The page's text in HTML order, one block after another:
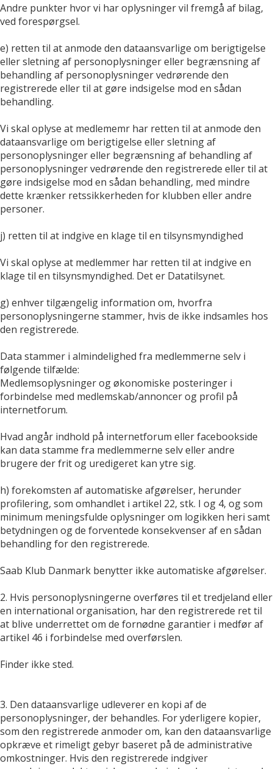
Andre punkter hvor vi har oplysninger vil fremgå af bilag,
ved forespørgsel.
e) retten til at anmode den dataansvarlige om berigtigelse
eller sletning af personoplysninger eller begrænsning af
behandling af personoplysninger vedrørende den
registrerede eller til at gøre indsigelse mod en sådan
behandling.
Vi skal oplyse at medlememr har retten til at anmode den
dataansvarlige om berigtigelse eller sletning af
personoplysninger eller begrænsning af behandling af
personoplysninger vedrørende den registrerede eller til at
gøre indsigelse mod en sådan behandling, med mindre
dette krænker retssikkerheden for klubben eller andre
personer.
j) retten til at indgive en klage til en tilsynsmyndighed
Vi skal oplyse at medlemmer har retten til at indgive en
klage til en tilsynsmyndighed. Det er Datatilsynet.
g) enhver tilgængelig information om, hvorfra
personoplysningerne stammer, hvis de ikke indsamles hos
den registrerede.
Data stammer i almindelighed fra medlemmerne selv i
følgende tilfælde:
Medlemsoplysninger og økonomiske posteringer i
forbindelse med medlemskab/annoncer og profil på
internetforum.
Hvad angår indhold på internetforum eller facebookside
kan data stamme fra medlemmerne selv eller andre
brugere der frit og uredigeret kan ytre sig.
h) forekomsten af automatiske afgørelser, herunder
profilering, som omhandlet i artikel 22, stk. I og 4, og som
minimum meningsfulde oplysninger om logikken heri samt
betydningen og de forventede konsekvenser af en sådan
behandling for den registrerede.
Saab Klub Danmark benytter ikke automatiske afgørelser.
2. Hvis personoplysningerne overføres til et tredjeland eller
en international organisation, har den registrerede ret til
at blive underrettet om de fornødne garantier i medfør af
artikel 46 i forbindelse med overførslen.
Finder ikke sted.
3. Den dataansvarlige udleverer en kopi af de
personoplysninger, der behandles. For yderligere kopier,
som den registrerede anmoder om, kan den dataansvarlige
opkræve et rimeligt gebyr baseret på de administrative
omkostninger. Hvis den registrerede indgiver